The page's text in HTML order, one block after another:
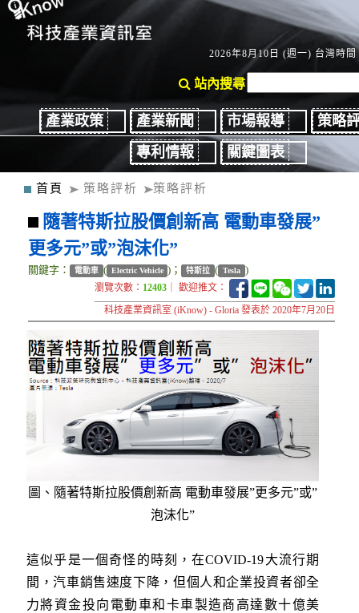
2026年8月10日 (週一) 台灣時間
站內搜尋
產業政策 產業新聞 市場報導
策略
專利情報
關鍵圖表
首頁 策略評析 策略評析
隨著特斯拉股價創新高 電動車發展”
更多元”或”泡沫化”
關鍵字： 電動車 ( Electric Vehicle )； 特斯拉 ( Tesla )
瀏覽次數： 12403 ｜ 歡迎推文：
科技產業資訊室 (iKnow) - Gloria 發表於 2020年7月20日
圖、隨著特斯拉股價創新高 電動車發展”更多元”或”
泡沫化”
這似乎是一個奇怪的時刻，在COVID-19大流行期
間，汽車銷售速度下降，但個人和企業投資者卻全
力將資金投向電動車和卡車製造商高達數十億美